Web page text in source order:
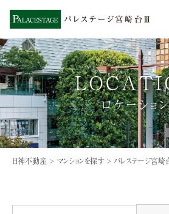
ロケーショ
日神不動産 > マンションを探す > パレステージ宮